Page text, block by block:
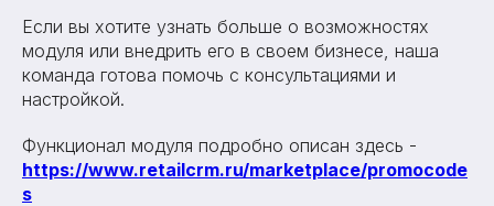
Если вы хотите узнать больше о возможностях
модуля или внедрить его в своем бизнесе, наша
команда готова помочь с консультациями и
настройкой.
Функционал модуля подробно описан здесь -
https://www.retailcrm.ru/marketplace/promocode
s